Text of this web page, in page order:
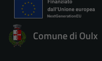
Comune di Oulx